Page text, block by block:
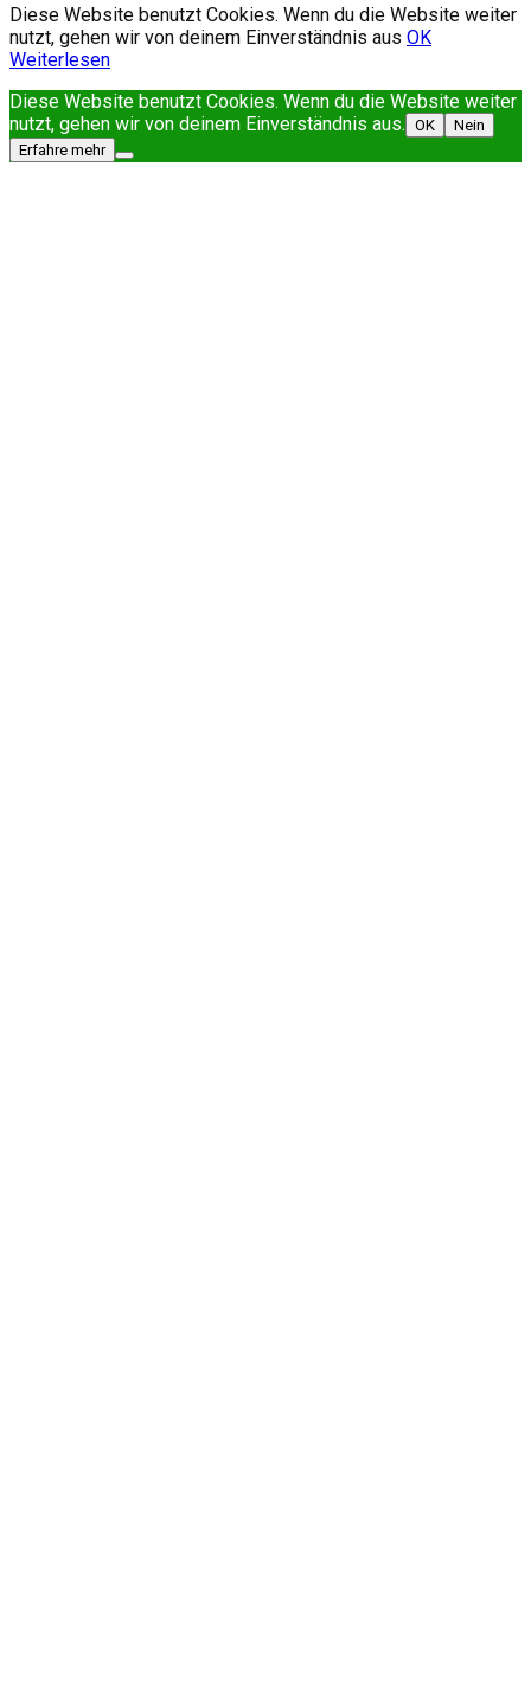
Diese Website benutzt Cookies. Wenn du die Website weiter
nutzt, gehen wir von deinem Einverständnis aus OK
Weiterlesen
Diese Website benutzt Cookies. Wenn du die Website weiter
nutzt, gehen wir von deinem Einverständnis aus. OK
Nein
Erfahre mehr